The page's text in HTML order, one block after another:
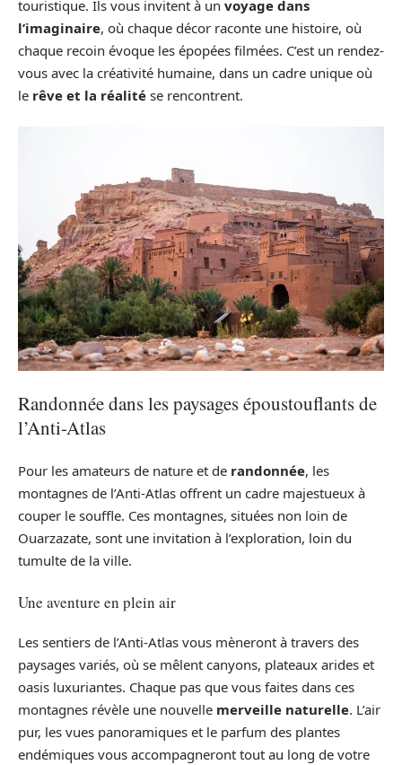
touristique. Ils vous invitent à un voyage dans
l’imaginaire, où chaque décor raconte une histoire, où
chaque recoin évoque les épopées filmées. C’est un rendez-
vous avec la créativité humaine, dans un cadre unique où
le rêve et la réalité se rencontrent.
Randonnée dans les paysages époustouflants de
l’Anti-Atlas
Pour les amateurs de nature et de randonnée, les
montagnes de l’Anti-Atlas offrent un cadre majestueux à
couper le souffle. Ces montagnes, situées non loin de
Ouarzazate, sont une invitation à l’exploration, loin du
tumulte de la ville.
Une aventure en plein air
Les sentiers de l’Anti-Atlas vous mèneront à travers des
paysages variés, où se mêlent canyons, plateaux arides et
oasis luxuriantes. Chaque pas que vous faites dans ces
montagnes révèle une nouvelle merveille naturelle. L’air
pur, les vues panoramiques et le parfum des plantes
endémiques vous accompagneront tout au long de votre